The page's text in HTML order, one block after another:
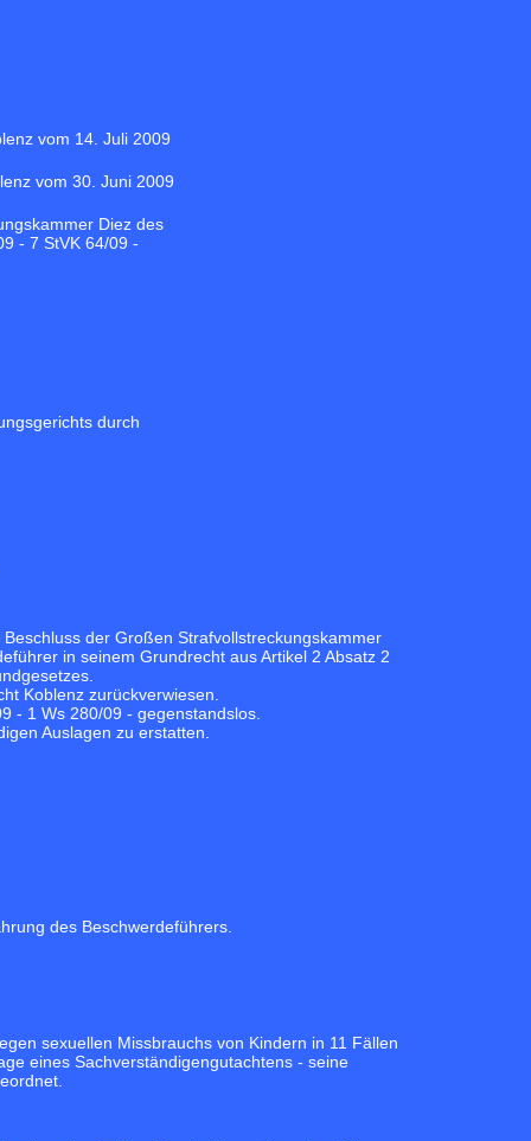
vom 14. Juli 2009
vom 30. Juni 2009
Diez des
- 7 StVK 64/09 -
durch
der Großen Strafvollstreckungskammer
in seinem Grundrecht aus Artikel 2 Absatz 2
Koblenz zurückverwiesen.
- 1 Ws 280/09 - gegenstandslos.
Auslagen zu erstatten.
des Beschwerdeführers.
sexuellen Missbrauchs von Kindern in 11 Fällen
eines Sachverständigengutachtens - seine